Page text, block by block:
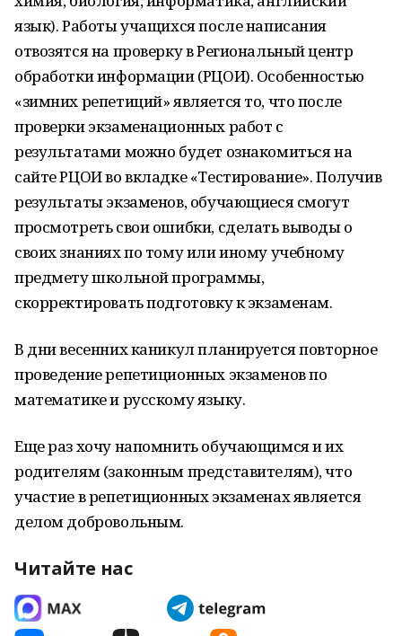
язык). Работы учащихся после написания
отвозятся на проверку в Региональный центр
обработки информации (РЦОИ). Особенностью
«зимних репетиций» является то, что после
проверки экзаменационных работ с
результатами можно будет ознакомиться на
сайте РЦОИ во вкладке «Тестирование». Получив
результаты экзаменов, обучающиеся смогут
просмотреть свои ошибки, сделать выводы о
своих знаниях по тому или иному учебному
предмету школьной программы,
скорректировать подготовку к экзаменам.
В дни весенних каникул планируется повторное
проведение репетиционных экзаменов по
математике и русскому языку.
Еще раз хочу напомнить обучающимся и их
родителям (законным представителям), что
участие в репетиционных экзаменах является
делом добровольным.
Читайте нас